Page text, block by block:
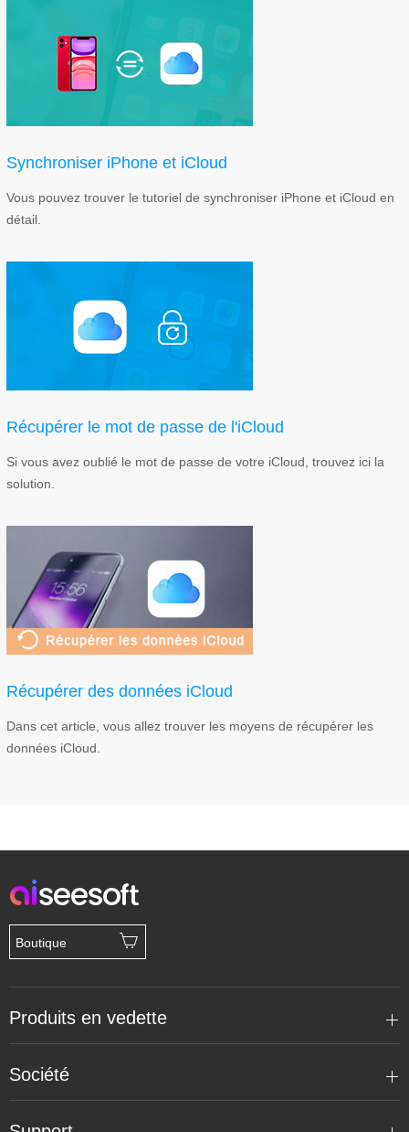
Synchroniser iPhone et iCloud
Vous pouvez trouver le tutoriel de synchroniser iPhone et iCloud en
détail.
Récupérer le mot de passe de l'iCloud
Si vous avez oublié le mot de passe de votre iCloud, trouvez ici la
solution.
Récupérer des données iCloud
Dans cet article, vous allez trouver les moyens de récupérer les
données iCloud.
Boutique
Produits en vedette
Société